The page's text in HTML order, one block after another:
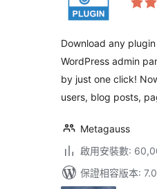
Download any
WordPress admin
by just one click!
users, blog posts,
Metagauss
啟用安裝數:
保證相容版本: